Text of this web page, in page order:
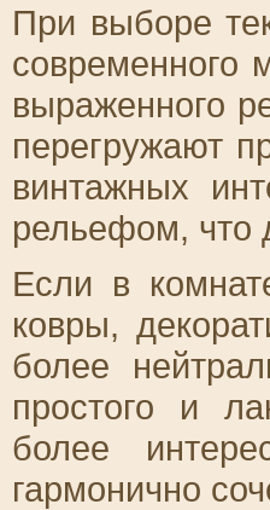
При выборе
современного
выраженного
перегружают
винтажных
рельефом, что
Если в
ковры,
более
простого и
более
гармонично